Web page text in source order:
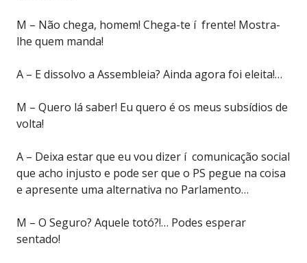
M – Não chega, homem! Chega-te í frente! Mostra-
lhe quem manda!
A – E dissolvo a Assembleia? Ainda agora foi eleita!…
M – Quero lá saber! Eu quero é os meus subsídios de
volta!
A – Deixa estar que eu vou dizer í comunicação social
que acho injusto e pode ser que o PS pegue na coisa
e apresente uma alternativa no Parlamento…
M – O Seguro? Aquele totó?!… Podes esperar
sentado!